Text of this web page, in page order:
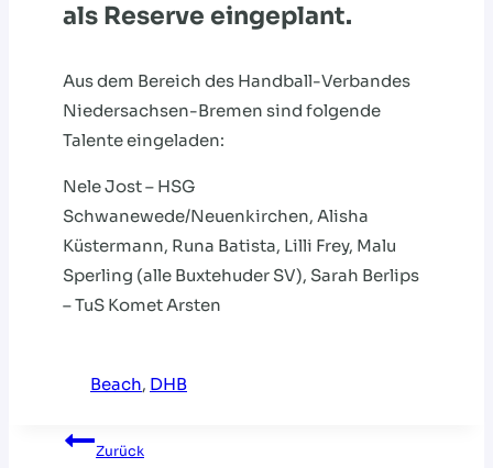
als Reserve eingeplant.
Aus dem Bereich des Handball-Verbandes
Niedersachsen-Bremen sind folgende
Talente eingeladen:
Nele Jost – HSG
Schwanewede/Neuenkirchen, Alisha
Küstermann, Runa Batista, Lilli Frey, Malu
Sperling (alle Buxtehuder SV), Sarah Berlips
– TuS Komet Arsten
Beach, DHB
Beitragsnavigation
Zurück